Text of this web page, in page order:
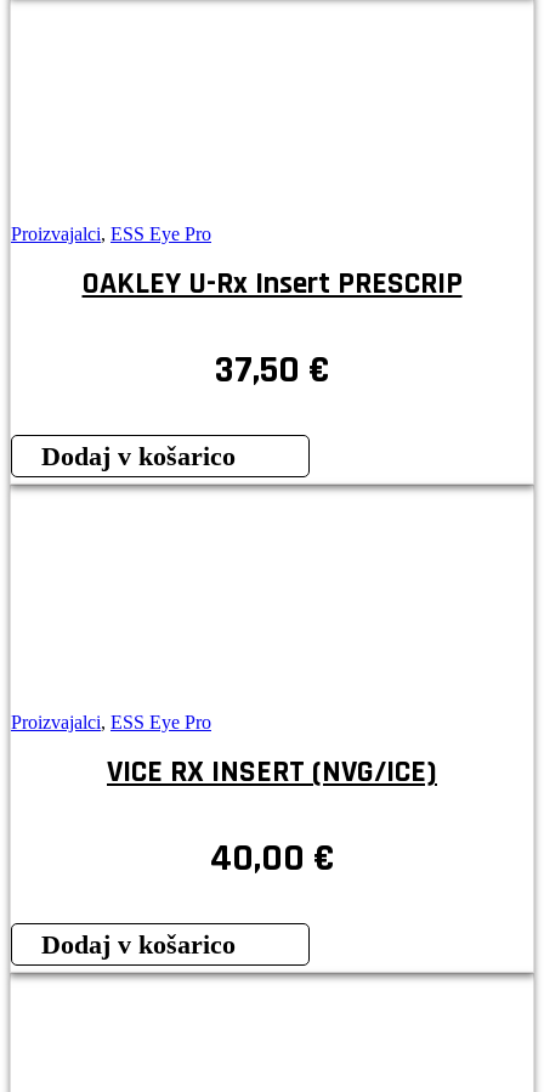
Proizvajalci, ESS Eye Pro
OAKLEY U-Rx Insert PRESCRIP
37,50 €
Dodaj v košarico
Proizvajalci, ESS Eye Pro
VICE RX INSERT (NVG/ICE)
40,00 €
Dodaj v košarico